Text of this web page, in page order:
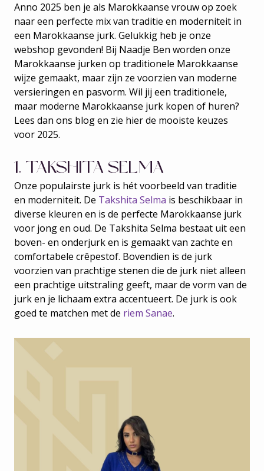
Anno 2025 ben je als Marokkaanse vrouw op zoek
naar een perfecte mix van traditie en moderniteit in
een Marokkaanse jurk. Gelukkig heb je onze
webshop gevonden! Bij Naadje Ben worden onze
Marokkaanse jurken op traditionele Marokkaanse
wijze gemaakt, maar zijn ze voorzien van moderne
versieringen en pasvorm. Wil jij een traditionele,
maar moderne Marokkaanse jurk kopen of huren?
Lees dan ons blog en zie hier de mooiste keuzes
voor 2025.
1. TAKSHITA SELMA
Onze populairste jurk is hét voorbeeld van traditie
en moderniteit. De Takshita Selma is beschikbaar in
diverse kleuren en is de perfecte Marokkaanse jurk
voor jong en oud. De Takshita Selma bestaat uit een
boven- en onderjurk en is gemaakt van zachte en
comfortabele crêpestof. Bovendien is de jurk
voorzien van prachtige stenen die de jurk niet alleen
een prachtige uitstraling geeft, maar de vorm van de
jurk en je lichaam extra accentueert. De jurk is ook
goed te matchen met de riem Sanae.